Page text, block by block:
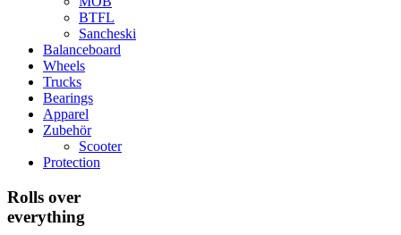
BTFL
Sancheski
Balanceboard
Wheels
Trucks
Bearings
Apparel
Zubehör
Scooter
Protection
Rolls over
everything